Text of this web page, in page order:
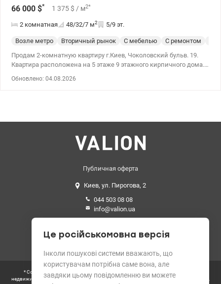
66 000 $* 1 375 $ / м2*
2 комнатная 48/32/7 м2 5/9 эт.
Возле метро Вторичный рынок С мебелью С ремонтом
Продам 2-комнатную квартиру г.Киев, Чоколовский бульв. 19.
Квартира расположена на 5 этаже 9 этажного кирпичного дома.
кухне, комнатах и ​​коридоре. Установлены металлопластиковые
Квартира теплая, светлая и имеет удобную планировку.
Аккуратный подъезд с домофоном, хорошие тихие соседи.
дома есть большая детская и спортивная площадка и парковка.
(АТБ, Сильпо, Фора, рынок), школы, детские сады и остановки
общественного транспорта, прямое сообщение метро
Шулявская 10 мин. Цена 66 000 у.е Светлана, тел. 096-126-02-44
Обновлено: 04.08.2026
Публичная оферта
Киев, ул. Пирогова, 2
044 503 08 08
info@valion.ua
* Согласно требованиям Закона Украины «О рекламе» цены всех объектов
недвижимости на сайте выводятся в гривнах. Цена, указанная в данном объявлении,
Це російськомовна версія
Інколи пошукові системи вважають, що
користувачам потрібна саме вона, але
завдяки цьому повідомленню ви можете